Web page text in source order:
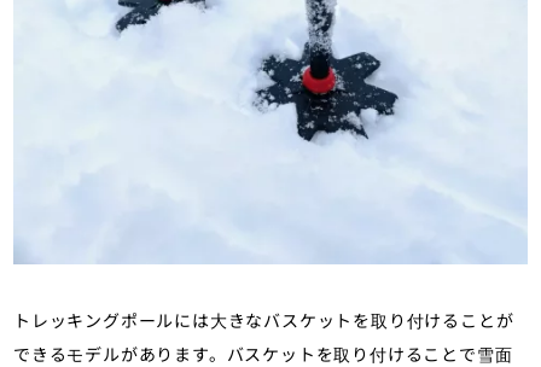
トレッキングポールには大きなバスケットを取り付けることが
できるモデルがあります。バスケットを取り付けることで雪面